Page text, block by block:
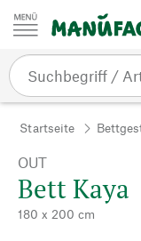
Zum Inhalt springen
Startseite
OUT
Bett Kaya
180 x 200 cm